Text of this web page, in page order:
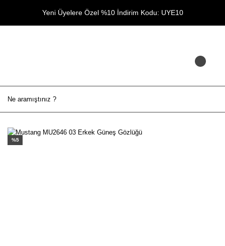
Yeni Üyelere Özel %10 İndirim Kodu: UYE10
%5